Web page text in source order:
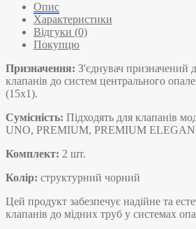
Опис
Характеристики
Відгуки (0)
Покупцю
Призначення: З'єднувач призначений
клапанів до систем центрального
(15х1).
Сумісність: Підходять для клапанів
UNO, PREMIUM, PREMIUM
Комплект: 2 шт.
Колір: структурний чорний
Цей продукт забезпечує надійне та
клапанів до мідних труб у системах